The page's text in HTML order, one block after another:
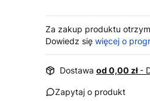
Za zakup produktu
Dowiedz się więcej o
Dostawa od 0,00 zł -
Zapytaj o produkt